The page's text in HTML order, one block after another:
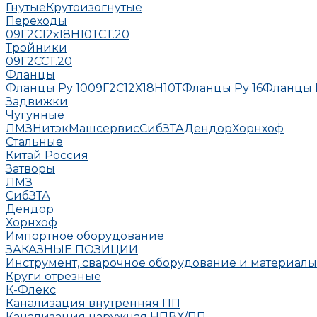
ГнутыеКрутоизогнутые
Переходы
09Г2С12х18Н10ТСТ.20
Тройники
09Г2ССТ.20
Фланцы
Фланцы Ру 1009Г2С12Х18Н10ТФланцы Ру 16Фланцы
Задвижки
Чугунные
ЛМЗНитэкМашсервисСибЗТАДендорХорнхоф
Стальные
Китай Россия
Затворы
ЛМЗ
СибЗТА
Дендор
Хорнхоф
Импортное оборудование
ЗАКАЗНЫЕ ПОЗИЦИИ
Инструмент, сварочное оборудование и материалы
Круги отрезные
К-Флекс
Канализация внутренняя ПП